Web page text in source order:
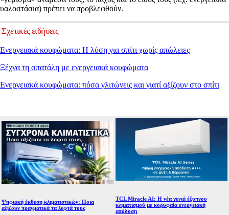
υαλοστάσια) πρέπει να προβλεφθούν.
Σχετικές ειδήσεις
Ενεργειακά κουφώματα: Η λύση για σπίτι χωρίς απώλειες
Ξέχνα τη σπατάλη με ενεργειακά κουφώματα
Ενεργειακά κουφώματα: πόσα γλιτώνεις και γιατί αξίζουν στο σπίτι
Ψηφιακή έκθεση κλιματιστικών: Ποια
αξίζουν πραγματικά τα λεφτά τους
TCL Miracle AI: Η νέα γενιά έξυπνου
κλιματισμού με κορυφαία ενεργειακή
απόδοση